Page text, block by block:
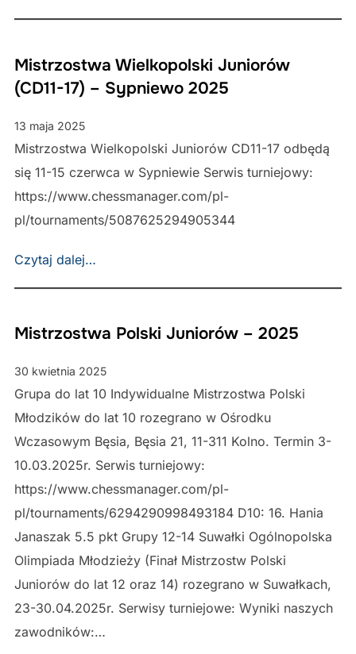
Mistrzostwa Wielkopolski Juniorów
(CD11-17) – Sypniewo 2025
13 maja 2025
Mistrzostwa Wielkopolski Juniorów CD11-17 odbędą
się 11-15 czerwca w Sypniewie Serwis turniejowy:
https://www.chessmanager.com/pl-
pl/tournaments/5087625294905344
Czytaj dalej…
Mistrzostwa Polski Juniorów – 2025
30 kwietnia 2025
Grupa do lat 10 Indywidualne Mistrzostwa Polski
Młodzików do lat 10 rozegrano w Ośrodku
Wczasowym Bęsia, Bęsia 21, 11-311 Kolno. Termin 3-
10.03.2025r. Serwis turniejowy:
https://www.chessmanager.com/pl-
pl/tournaments/6294290998493184 D10: 16. Hania
Janaszak 5.5 pkt Grupy 12-14 Suwałki Ogólnopolska
Olimpiada Młodzieży (Finał Mistrzostw Polski
Juniorów do lat 12 oraz 14) rozegrano w Suwałkach,
23-30.04.2025r. Serwisy turniejowe: Wyniki naszych
zawodników:…